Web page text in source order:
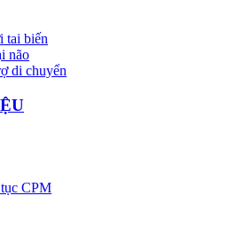
tai biến
não
di chuyển
CPM